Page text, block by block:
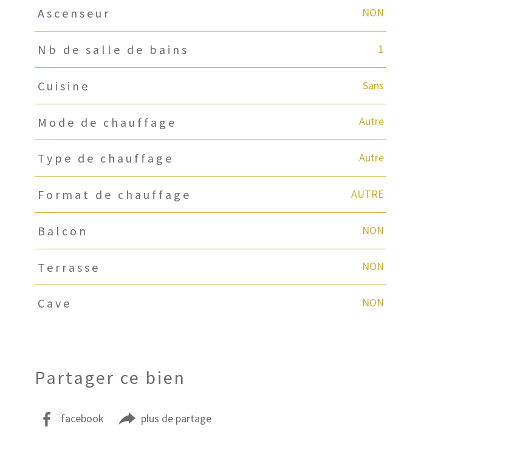
Ascenseur NON
Nb de salle de bains 1
Cuisine Sans
Mode de chauffage Autre
Type de chauffage Autre
Format de chauffage AUTRE
Balcon NON
Terrasse NON
Cave NON
Partager ce bien
facebook plus de partage